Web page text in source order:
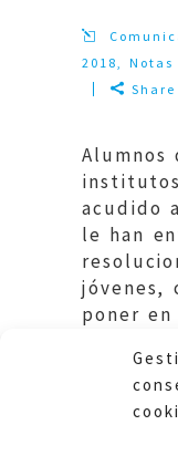
2018,Notas
Share
Alumnos
acudido
le han
jóvenes,
poner
las